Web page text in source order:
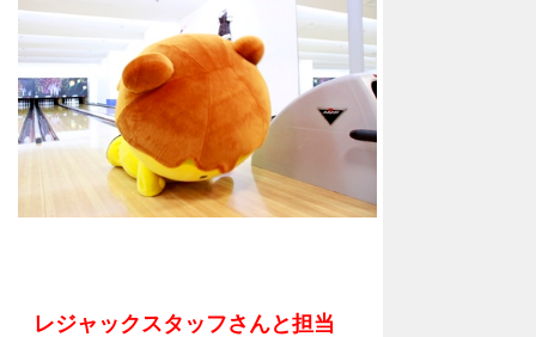
レジャックスタッフさんと担当